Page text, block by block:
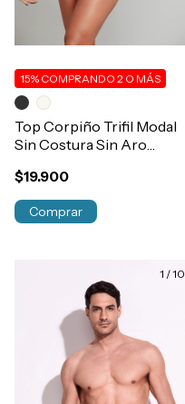
Top Corpiño Trifil Modal
Sin Costura Sin Aro
$19.900
15% COMPRANDO 2 O MÁS
Comprar
1 /10